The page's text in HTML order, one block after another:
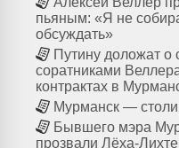
пьяным: «Я не
обсуждать»
Путину доложат о
соратниками
контрактах в
Мурманск —
Бывшего мэра
прозвали Лёха-